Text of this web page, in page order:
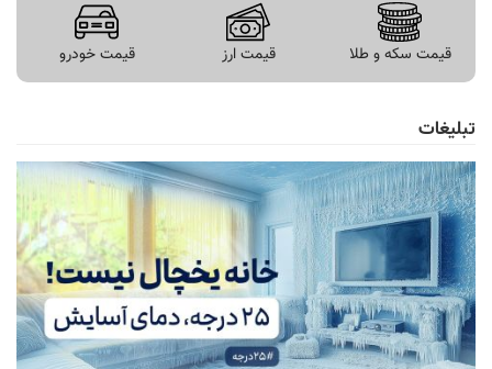
قیمت سکه و طلا قیمت ارز قیمت خودرو
تبلیغات